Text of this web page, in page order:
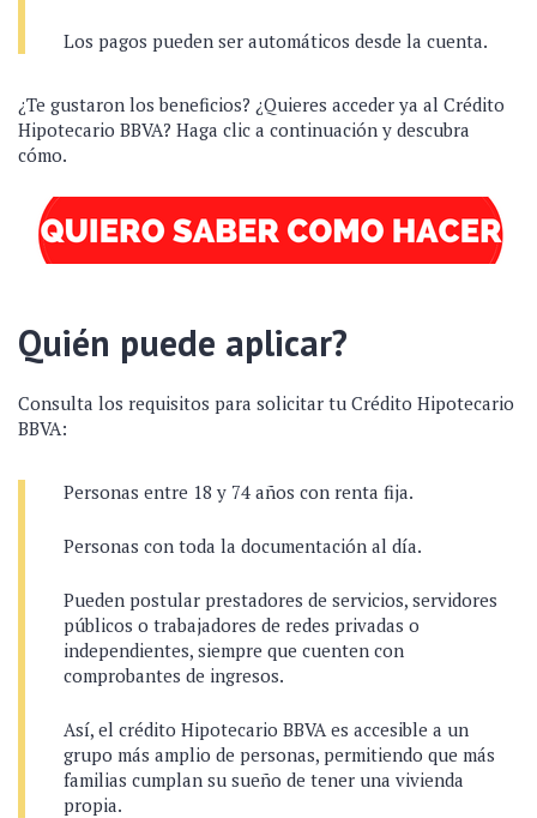
Los pagos pueden ser automáticos desde la cuenta.
¿Te gustaron los beneficios? ¿Quieres acceder ya al Crédito
Hipotecario BBVA? Haga clic a continuación y descubra
cómo.
Quién puede aplicar?
Consulta los requisitos para solicitar tu Crédito Hipotecario
BBVA:
Personas entre 18 y 74 años con renta fija.
Personas con toda la documentación al día.
Pueden postular prestadores de servicios, servidores
públicos o trabajadores de redes privadas o
independientes, siempre que cuenten con
comprobantes de ingresos.
Así, el crédito Hipotecario BBVA es accesible a un
grupo más amplio de personas, permitiendo que más
familias cumplan su sueño de tener una vivienda
propia.